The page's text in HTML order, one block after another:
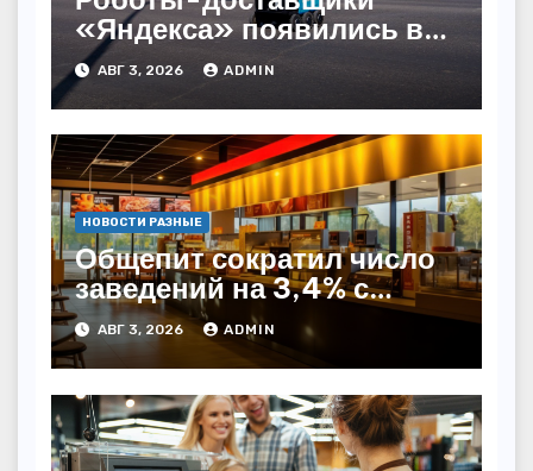
«Яндекса» появились в
Казахстане
АВГ 3, 2026 ADMIN
НОВОСТИ РАЗНЫЕ
Общепит сократил число
заведений на 3,4% с
начала года — INFOLine
АВГ 3, 2026 ADMIN